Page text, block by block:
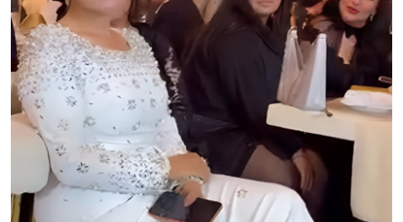
فيديوهات